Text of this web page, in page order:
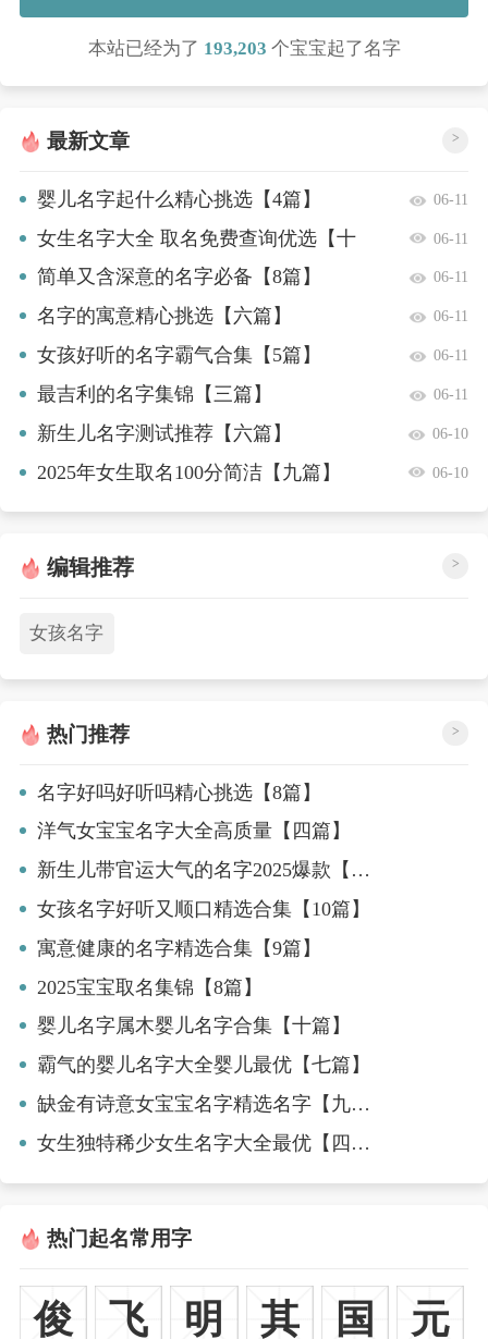
本站已经为了 193,203 个宝宝起了名字
最新文章 >
婴儿名字起什么精心挑选【4篇】 06-11
女生名字大全 取名免费查询优选【十
篇】
06-11
简单又含深意的名字必备【8篇】 06-11
名字的寓意精心挑选【六篇】 06-11
女孩好听的名字霸气合集【5篇】 06-11
最吉利的名字集锦【三篇】 06-11
新生儿名字测试推荐【六篇】 06-10
2025年女生取名100分简洁【九篇】 06-10
编辑推荐 >
女孩名字
热门推荐 >
名字好吗好听吗精心挑选【8篇】
洋气女宝宝名字大全高质量【四篇】
新生儿带官运大气的名字2025爆款【八篇】
女孩名字好听又顺口精选合集【10篇】
寓意健康的名字精选合集【9篇】
2025宝宝取名集锦【8篇】
婴儿名字属木婴儿名字合集【十篇】
霸气的婴儿名字大全婴儿最优【七篇】
缺金有诗意女宝宝名字精选名字【九篇】
女生独特稀少女生名字大全最优【四篇】
热门起名常用字
俊 飞 明 其 国 元